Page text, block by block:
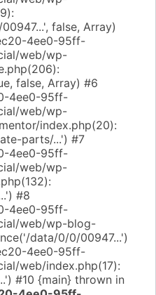
false, Array)
4ee0-95ff-
web/wp-
false, Array) #6
4ee0-95ff-
web/wp-
index.php(20):
parts/...') #7
4ee0-95ff-
web/wp-
#8
4ee0-95ff-
web/wp-blog-
data/0/0/00947...')
4ee0-95ff-
web/index.php(17):
#10 {main} thrown in